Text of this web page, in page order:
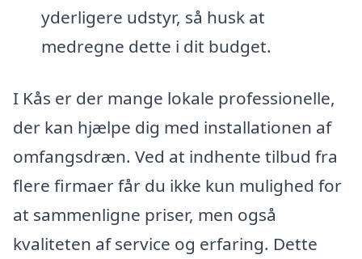
yderligere udstyr, så husk at
medregne dette i dit budget.
I Kås er der mange lokale professionelle,
der kan hjælpe dig med installationen af
omfangsdræn. Ved at indhente tilbud fra
flere firmaer får du ikke kun mulighed for
at sammenligne priser, men også
kvaliteten af service og erfaring. Dette